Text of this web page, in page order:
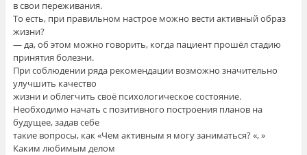
в свои переживания.
То есть, при правильном настрое можно вести активный образ
жизни?
— да, об этом можно говорить, когда пациент прошёл стадию
принятия болезни.
При соблюдении ряда рекомендации возможно значительно
улучшить качество
жизни и облегчить своё психологическое состояние.
Необходимо начать с позитивного построения планов на
будущее, задав себе
такие вопросы, как «Чем активным я могу заниматься? «, »
Каким любимым делом